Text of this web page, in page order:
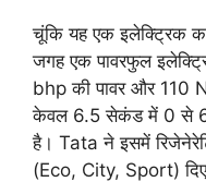
चूंकि यह एक इलेक्ट्रिक
जगह एक पावरफुल
bhp की पावर और 110
केवल 6.5 सेकंड में 0 से
है। Tata ने इसमें
(Eco, City, Sport) दिए